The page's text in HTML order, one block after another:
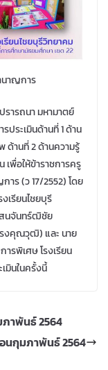
นาญการ
รารถนา มหามาตย์
ประเมินด้านที่ 1 ด้าน
ด้านที่ 2 ด้านความรู้
พื่อให้ข้าราชการครู
าร (ว 17/2552) โดย
เรียนไชยบุรี
สนจันทร์ฒิชัย
งคุณวุฒิ) และ นาย
รพิเศษ โรงเรียน
มินในครั้งนี้
าพันธ์ 2564
นกุมภาพันธ์ 2564